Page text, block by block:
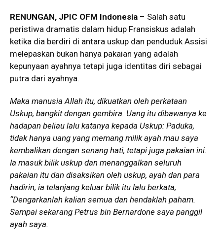
RENUNGAN, JPIC OFM Indonesia – Salah satu
peristiwa dramatis dalam hidup Fransiskus adalah
ketika dia berdiri di antara uskup dan penduduk Assisi
melepaskan bukan hanya pakaian yang adalah
kepunyaan ayahnya tetapi juga identitas diri sebagai
putra dari ayahnya.
Maka manusia Allah itu, dikuatkan oleh perkataan
Uskup, bangkit dengan gembira. Uang itu dibawanya ke
hadapan beliau lalu katanya kepada Uskup: Paduka,
tidak hanya uang yang memang milik ayah mau saya
kembalikan dengan senang hati, tetapi juga pakaian ini.
Ia masuk bilik uskup dan menanggalkan seluruh
pakaian itu dan disaksikan oleh uskup, ayah dan para
hadirin, ia telanjang keluar bilik itu lalu berkata,
“Dengarkanlah kalian semua dan hendaklah paham.
Sampai sekarang Petrus bin Bernardone saya panggil
ayah saya.